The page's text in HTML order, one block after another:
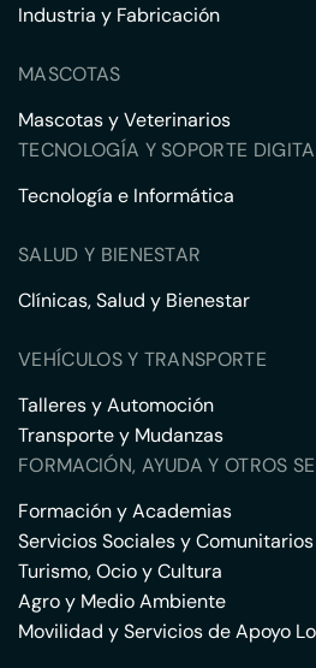
Industria y Fabricación
MASCOTAS
Mascotas y Veterinarios
TECNOLOGÍA Y SOPORTE
Tecnología e Informática
SALUD Y BIENESTAR
Clínicas, Salud y Bienestar
VEHÍCULOS Y TRANSPORTE
Talleres y Automoción
Transporte y Mudanzas
FORMACIÓN, AYUDA Y OTROS
Formación y Academias
Servicios Sociales y Comunitarios
Turismo, Ocio y Cultura
Agro y Medio Ambiente
Movilidad y Servicios de Apoyo